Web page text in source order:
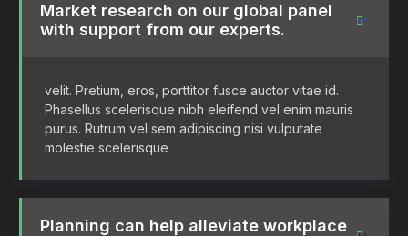
Market research on our global panel
with support from our experts.
velit. Pretium, eros, porttitor fusce auctor vitae id.
Phasellus scelerisque nibh eleifend vel enim mauris
purus. Rutrum vel sem adipiscing nisi vulputate
molestie scelerisque
Planning can help alleviate workplace